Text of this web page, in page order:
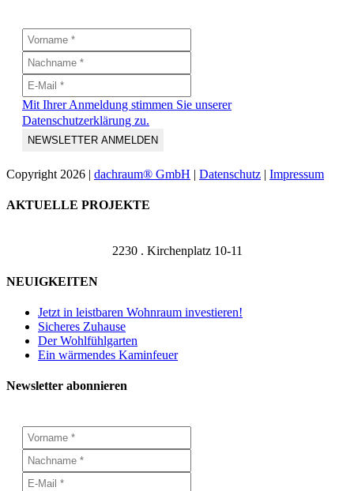
Mit Ihrer Anmeldung stimmen Sie unserer
Datenschutzerklärung zu.
Copyright 2026 | dachraum® GmbH | Datenschutz | Impressum
Toggle
AKTUELLE PROJEKTE
2230 . Kirchenplatz 10-11
NEUIGKEITEN
Jetzt in leistbaren Wohnraum investieren!
Sicheres Zuhause
Der Wohlfühlgarten
Ein wärmendes Kaminfeuer
Newsletter abonnieren